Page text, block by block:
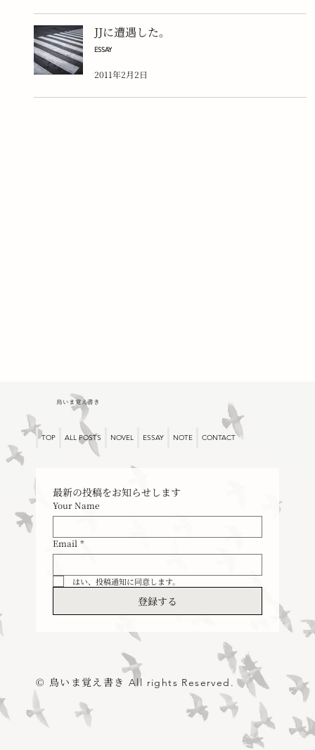
JJに遭遇した。
ESSAY
2011年2月2日
鳥いま覚え書き
TOP ALL POSTS NOVEL ESSAY NOTE CONTACT
最新の投稿をお知らせします
Your Name
Email *
はい、投稿通知に同意します。
登録する
© 鳥いま覚え書き All rights Reserved.